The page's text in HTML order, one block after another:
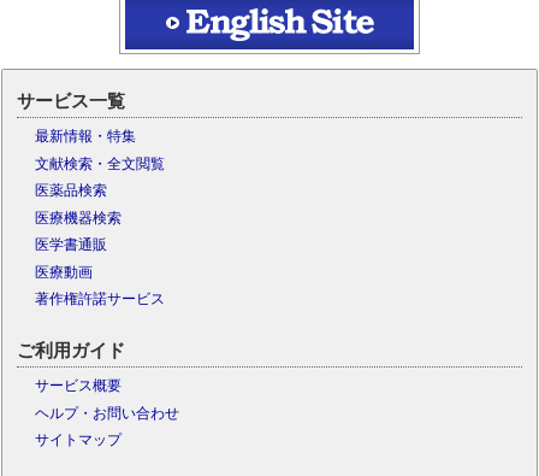
サービス一覧
最新情報・特集
文献検索・全文閲覧
医薬品検索
医療機器検索
医学書通販
医療動画
著作権許諾サービス
ご利用ガイド
サービス概要
ヘルプ・お問い合わせ
サイトマップ